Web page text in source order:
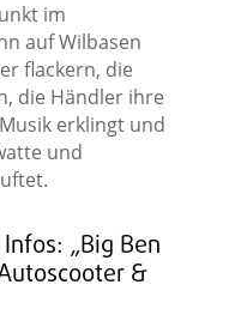
im
auf Wilbasen
flackern, die
die Händler ihre
erklingt und
und
„Big Ben
&